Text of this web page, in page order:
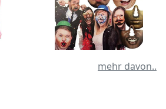
mehr davon..